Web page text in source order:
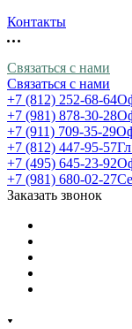
Контакты
Связаться с нами
Связаться с нами
+7 (812) 252-68-64
+7 (981) 878-30-28
+7 (911) 709-35-29
+7 (812) 447-95-57
+7 (495) 645-23-92
+7 (981) 680-02-27
Заказать звонок